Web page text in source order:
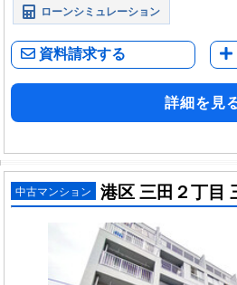
ローンシミュレーション
資料請求する
詳細を見
中古マンション 港区 三田２丁目